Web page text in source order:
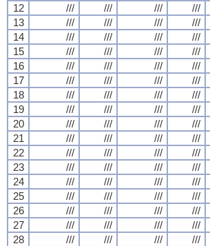
12
/// /// /// ///
13
/// /// /// ///
14
/// /// /// ///
15
/// /// /// ///
16
/// /// /// ///
17
/// /// /// ///
18
/// /// /// ///
19
/// /// /// ///
20
/// /// /// ///
21
/// /// /// ///
22
/// /// /// ///
23
/// /// /// ///
24
/// /// /// ///
25
/// /// /// ///
26
/// /// /// ///
27
/// /// /// ///
28
/// /// /// ///